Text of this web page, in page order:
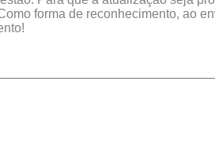
forma de reconhecimento, ao